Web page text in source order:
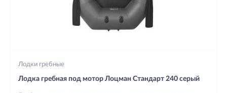
Лодки гребные
Лодка гребная под мотор Лоцман Стандарт 240 серый